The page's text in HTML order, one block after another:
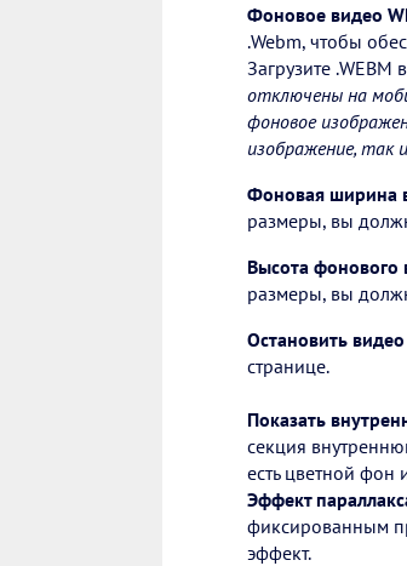
Фоновое видео
.Webm, чтобы
Загрузите .WEBM
отключены на
фоновое
изображение, так
Фоновая ширина
размеры, вы
Высота фонового
размеры, вы
Остановить
странице.
Показать
секция
есть цветной
Эффект
фиксированным
эффект.